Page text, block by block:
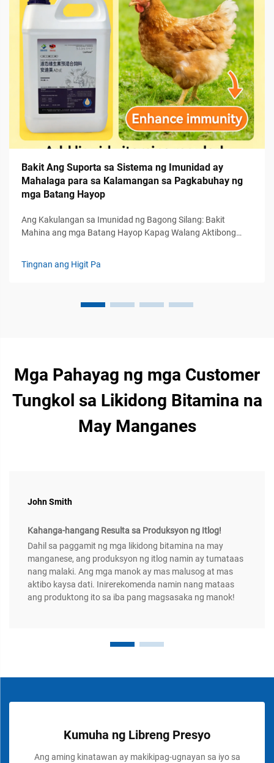
Bakit Ang Suporta sa Sistema ng Imunidad ay
Mahalaga para sa Kalamangan sa Pagkabuhay ng
mga Batang Hayop
Ang Kakulangan sa Imunidad ng Bagong Silang: Bakit
Mahina ang mga Batang Hayop Kapag Walang Aktibong
paglipat: Kapag isinilang ang mga batang ruminante, ang
Tingnan ang Higit Pa
Mga Pahayag ng mga Customer
Tungkol sa Likidong Bitamina na
May Manganes
John Smith
Kahanga-hangang Resulta sa Produksyon ng Itlog!
Dahil sa paggamit ng mga likidong bitamina na may
manganese, ang produksyon ng itlog namin ay tumataas
nang malaki. Ang mga manok ay mas malusog at mas
aktibo kaysa dati. Inirerekomenda namin nang mataas
ang produktong ito sa iba pang magsasaka ng manok!
Kumuha ng Libreng Presyo
Ang aming kinatawan ay makikipag-ugnayan sa iyo sa